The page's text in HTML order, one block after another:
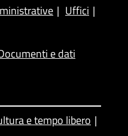
Uffici
e dati
e tempo libero